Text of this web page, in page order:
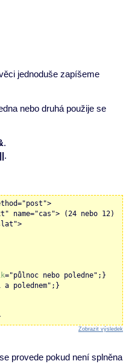
jednoduše zapíšeme
nebo druhá použije se
.
||.
name="cas"> (24 nebo 12)
="půlnoc nebo poledne";}
a polednem";}
Zobrazit výsledek
provede pokud není splněna